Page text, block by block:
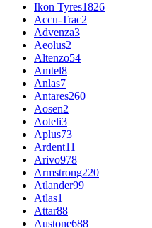
Ikon Tyres1826
Accu-Trac2
Advenza3
Aeolus2
Altenzo54
Amtel8
Anlas7
Antares260
Aosen2
Aoteli3
Aplus73
Ardent11
Arivo978
Armstrong220
Atlander99
Atlas1
Attar88
Austone688